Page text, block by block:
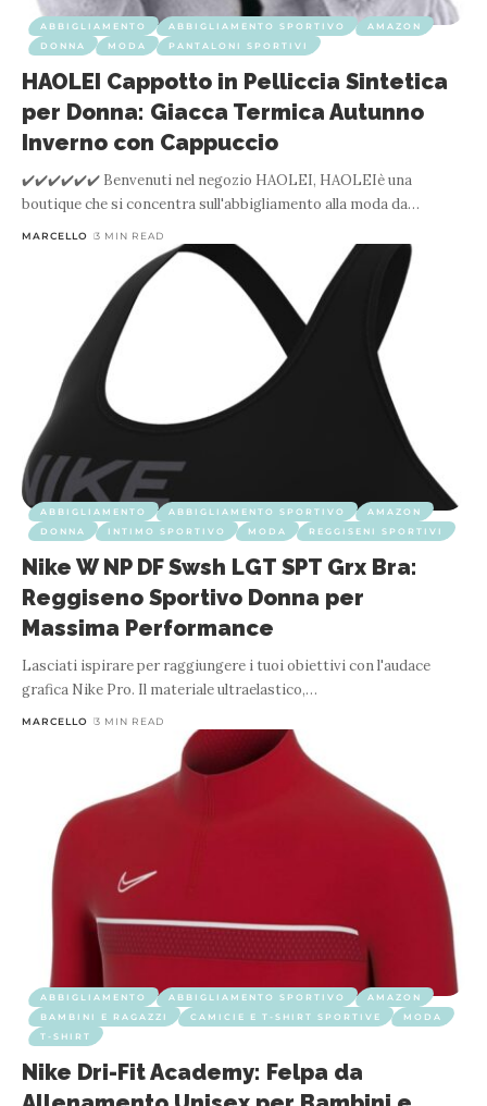
ABBIGLIAMENTO ABBIGLIAMENTO SPORTIVO
AMAZON
DONNA
MODA PANTALONI SPORTIVI
HAOLEI Cappotto in Pelliccia Sintetica
per Donna: Giacca Termica Autunno
Inverno con Cappuccio
✔️✔️✔️✔️✔️✔️ Benvenuti nel negozio HAOLEI, HAOLEIè una
boutique che si concentra sull'abbigliamento alla moda da…
MARCELLO 3 MIN READ
ABBIGLIAMENTO ABBIGLIAMENTO SPORTIVO
AMAZON
DONNA
INTIMO SPORTIVO MODA REGGISENI SPORTIVI
Nike W NP DF Swsh LGT SPT Grx Bra:
Reggiseno Sportivo Donna per
Massima Performance
Lasciati ispirare per raggiungere i tuoi obiettivi con l'audace
grafica Nike Pro. Il materiale ultraelastico,…
MARCELLO 3 MIN READ
ABBIGLIAMENTO ABBIGLIAMENTO SPORTIVO
AMAZON
BAMBINI E RAGAZZI
CAMICIE E T-SHIRT SPORTIVE
MODA
T-SHIRT
Nike Dri-Fit Academy: Felpa da